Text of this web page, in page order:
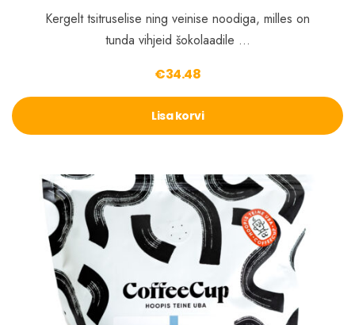
Kergelt tsitruselise ning veinise noodiga, milles on
tunda vihjeid šokolaadile …
€34.48
Lisa korvi